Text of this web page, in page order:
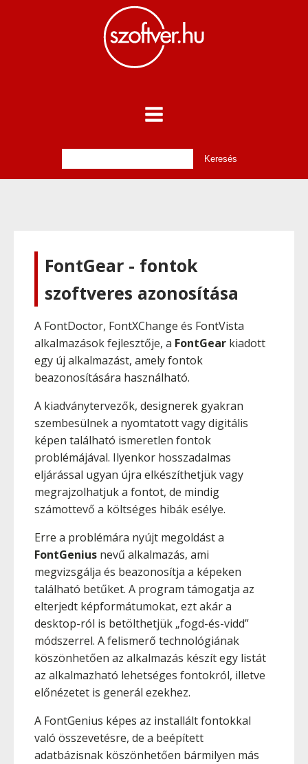
FontGear - fontok
szoftveres azonosítása
A FontDoctor, FontXChange és FontVista
alkalmazások fejlesztője, a FontGear kiadott
egy új alkalmazást, amely fontok
beazonosítására használható.
A kiadványtervezők, designerek gyakran
szembesülnek a nyomtatott vagy digitális
képen található ismeretlen fontok
problémájával. Ilyenkor hosszadalmas
eljárással ugyan újra elkészíthetjük vagy
megrajzolhatjuk a fontot, de mindig
számottevő a költséges hibák esélye.
Erre a problémára nyújt megoldást a
FontGenius nevű alkalmazás, ami
megvizsgálja és beazonosítja a képeken
található betűket. A program támogatja az
elterjedt képformátumokat, ezt akár a
desktop-ról is betölthetjük „fogd-és-vidd”
módszerrel. A felismerő technológiának
köszönhetően az alkalmazás készít egy listát
az alkalmazható lehetséges fontokról, illetve
előnézetet is generál ezekhez.
A FontGenius képes az installált fontokkal
való összevetésre, de a beépített
adatbázisnak köszönhetően bármilyen más